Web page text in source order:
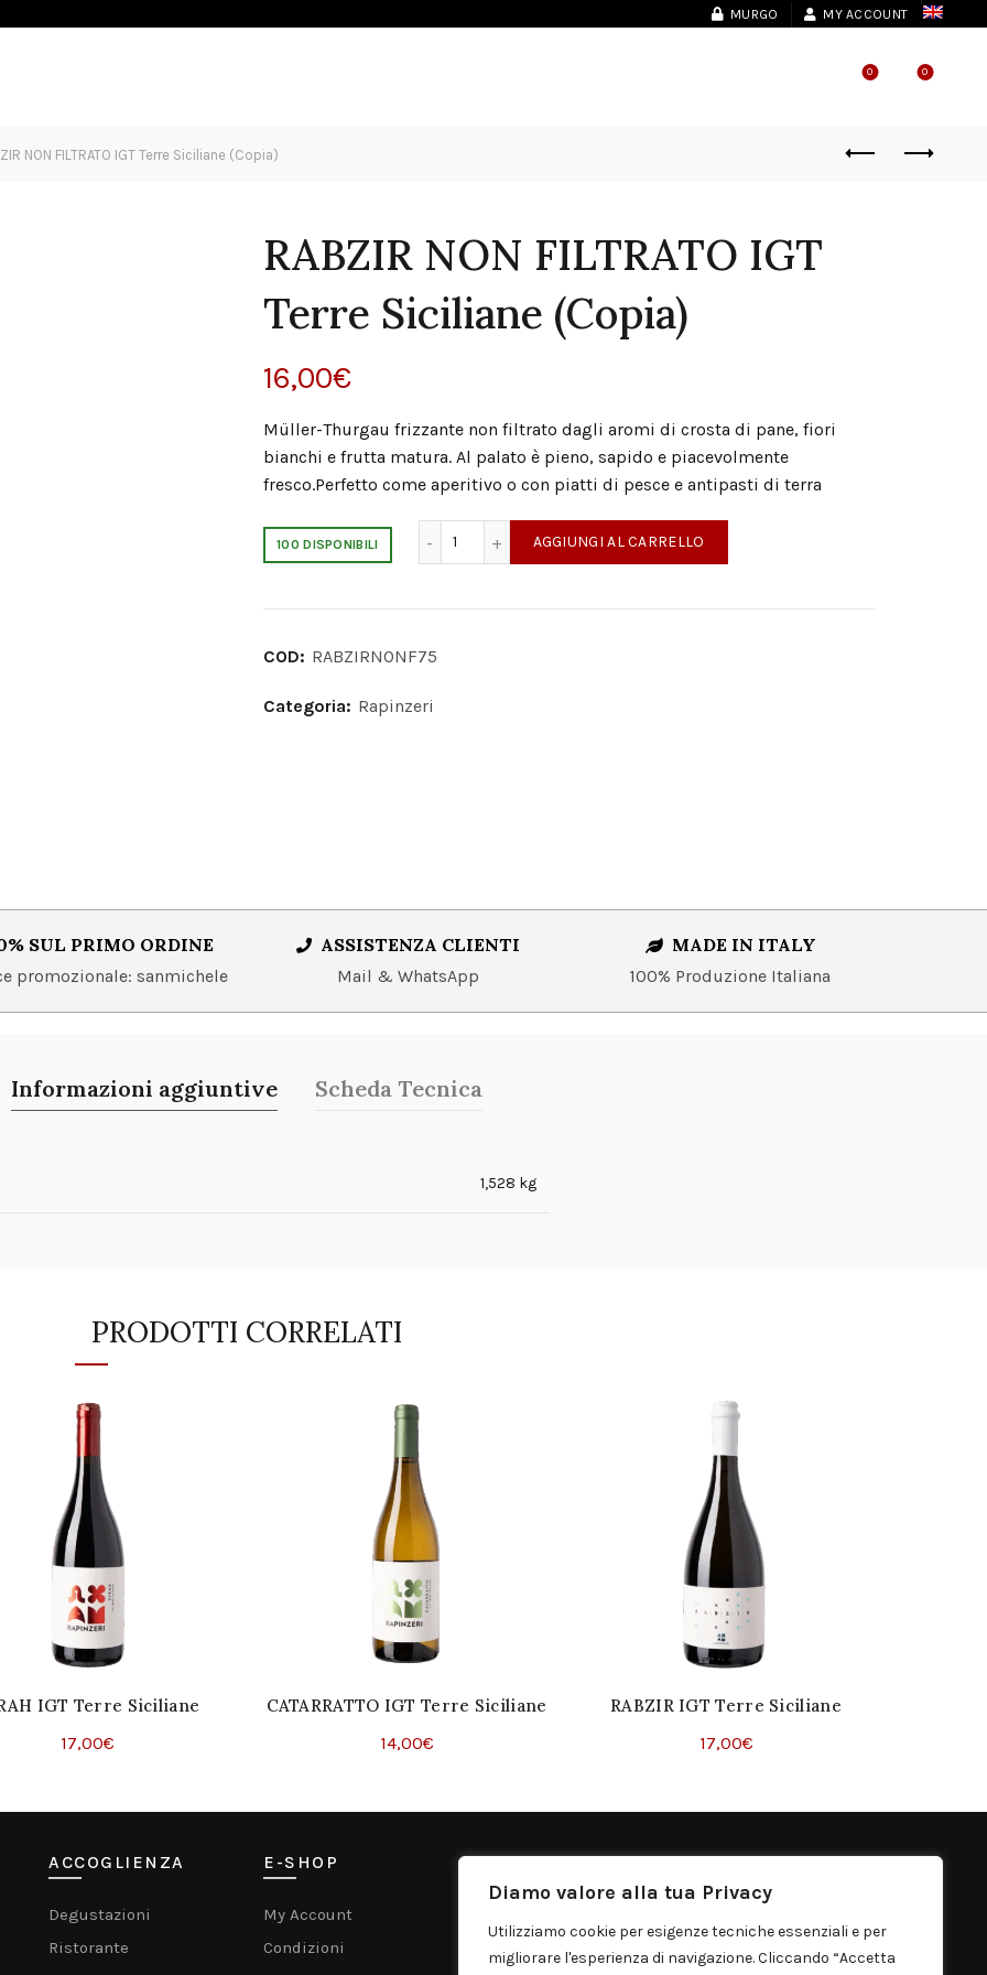
Diamo valore alla tua Privacy
Utilizziamo cookie per esigenze tecniche essenziali e per
migliorare l'esperienza di navigazione. Cliccando “Accetta
MURGO MY ACCOUNT
0 0
NON FILTRATO IGT Terre Siciliane (Copia)
RABZIR NON FILTRATO IGT
Terre Siciliane (Copia)
16,00€
Müller-Thurgau frizzante non filtrato dagli aromi di crosta di pane, fiori
bianchi e frutta matura. Al palato è pieno, sapido e piacevolmente
fresco.Perfetto come aperitivo o con piatti di pesce e antipasti di terra
100 DISPONIBILI AGGIUNGI AL CARRELLO
COD: RABZIRNONF75
Categoria: Rapinzeri
SUL PRIMO ORDINE
promozionale: sanmichele
ASSISTENZA CLIENTI
Mail & WhatsApp
MADE IN ITALY
100% Produzione Italiana
Informazioni aggiuntive Scheda Tecnica
1,528 kg
PRODOTTI CORRELATI
IGT Terre Siciliane
17,00€
CATARRATTO IGT Terre Siciliane
14,00€
RABZIR IGT Terre Siciliane
17,00€
ACCOGLIENZA
Degustazioni
Ristorante
E-SHOP
My Account
Condizioni
CONTATTI
Murgo Distribuzione S.r.l.
Via Zafferana, 13 Santa Venerina (CT) Italia